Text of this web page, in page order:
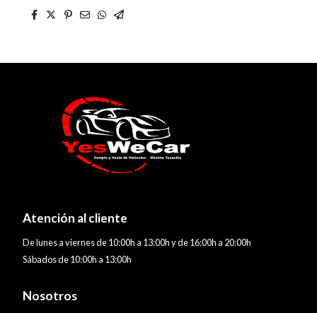
Atención al cliente
De lunes a viernes de 10:00h a 13:00h y de 16:00h a 20:00h
Sábados de 10:00h a 13:00h
Nosotros